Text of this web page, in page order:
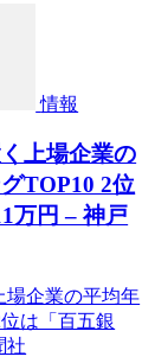
情報
上場企業の
TOP10 2位
万円 – 神戸
場企業の平均年
は「百五銀
社